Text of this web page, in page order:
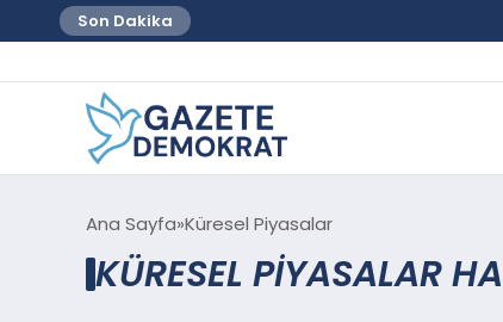
Son Dakika
Ana Sayfa Küresel Piyasalar
KÜRESEL PIYASALAR